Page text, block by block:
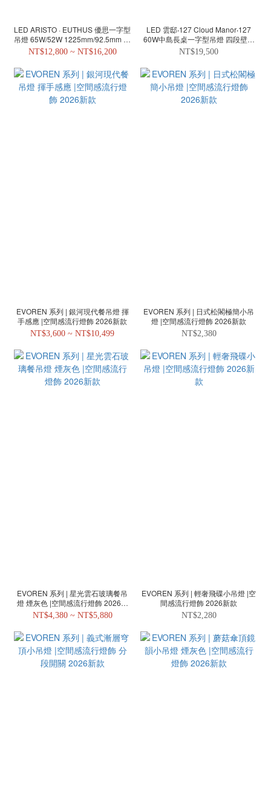
LED ARISTO · EUTHUS 優思一字型
吊燈 65W/52W 1225mm/92.5mm 中
島長桌一字型吊燈
NT$12,800 ~ NT$16,200
LED 雲邸‧127 Cloud Manor‧127
60W中島長桌一字型吊燈 四段壁切
遙控調光 氛圍照明雙模式
NT$19,500
EVOREN 系列 | 銀河現代餐吊燈 揮
手感應 |空間感流行燈飾 2026新款
NT$3,600 ~ NT$10,499
EVOREN 系列 | 日式松閣極簡小吊
燈 |空間感流行燈飾 2026新款
NT$2,380
EVOREN 系列 | 星光雲石玻璃餐吊
燈 煙灰色 |空間感流行燈飾 2026新
款
NT$4,380 ~ NT$5,880
EVOREN 系列 | 輕奢飛碟小吊燈 |空
間感流行燈飾 2026新款
NT$2,280